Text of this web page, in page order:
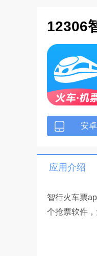
12306
安
应用介绍
智行火车票
个抢票软件